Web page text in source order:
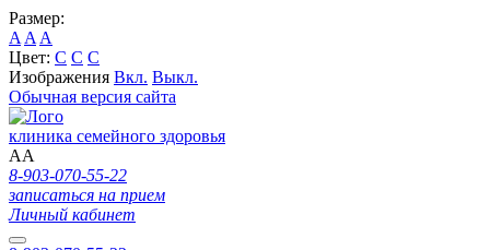
Размер:
A A A
Цвет: C C C
Изображения Вкл. Выкл.
Обычная версия сайта
клиника семейного здоровья
AA
8-903-070-55-22
записаться на прием
Личный кабинет